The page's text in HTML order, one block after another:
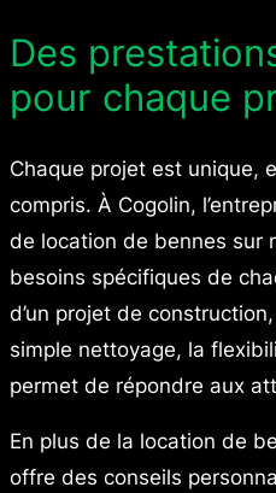
Des
pour chaque
Chaque projet est unique,
compris. À Cogolin,
de location de bennes sur
besoins spécifiques de
d’un projet de
simple nettoyage, la
permet de répondre aux
En plus de la location de
offre des conseils